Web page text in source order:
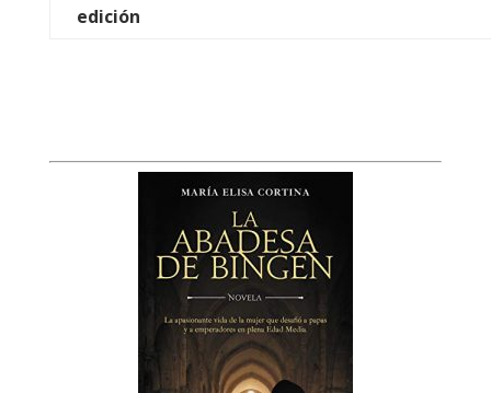
edición